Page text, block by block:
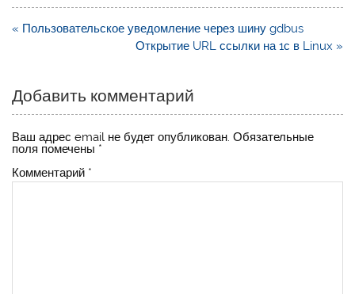
Навигация
« Пользовательское уведомление через шину gdbus
Открытие URL ссылки на 1с в Linux »
Добавить комментарий
Ваш адрес email не будет опубликован. Обязательные
поля помечены *
Комментарий *